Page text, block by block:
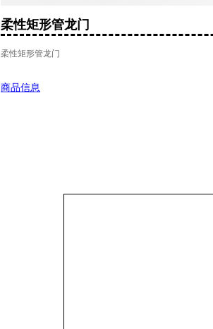
柔性矩形管龙门
柔性矩形管龙门
商品信息